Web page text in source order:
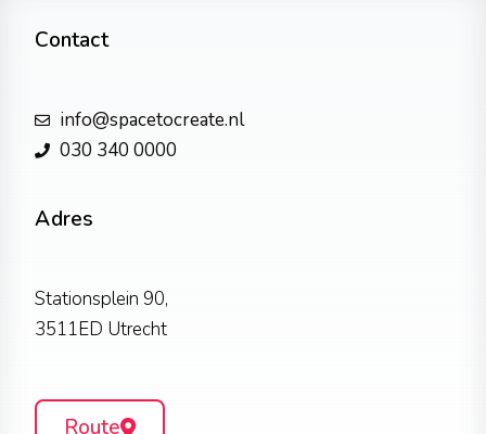
Contact
info@spacetocreate.nl
030 340 0000
Adres
Stationsplein 90,
3511ED Utrecht
Route